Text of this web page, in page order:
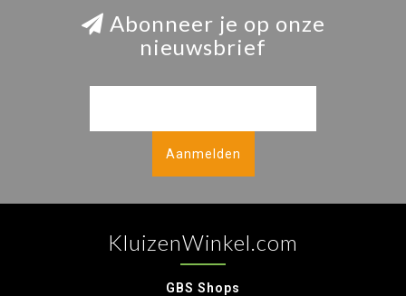
Abonneer je op onze
nieuwsbrief
Aanmelden
KluizenWinkel.com
GBS Shops